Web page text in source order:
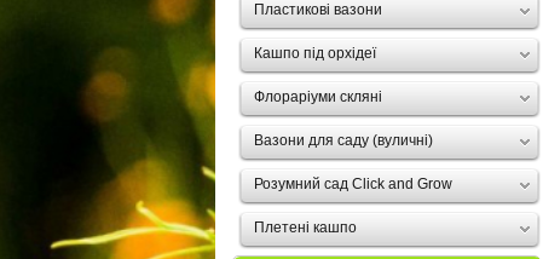
Пластикові вазони
Кашпо під орхідеї
Флораріуми скляні
Вазони для саду (вуличні)
Розумний сад Click and Grow
Плетені кашпо